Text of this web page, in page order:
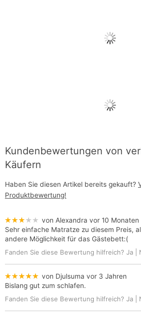
Kundenbewertungen von
Käufern
Haben Sie diesen Artikel bereits gekauft?
Produktbewertung!
★★★★★ von Alexandra vor 10 Monaten
Sehr einfache Matratze zu diesem Preis,
andere Möglichkeit für das Gästebett:(
Fanden Sie diese Bewertung hilfreich? Ja
★★★★★ von Djulsuma vor 3 Jahren
Bislang gut zum schlafen.
Fanden Sie diese Bewertung hilfreich? Ja